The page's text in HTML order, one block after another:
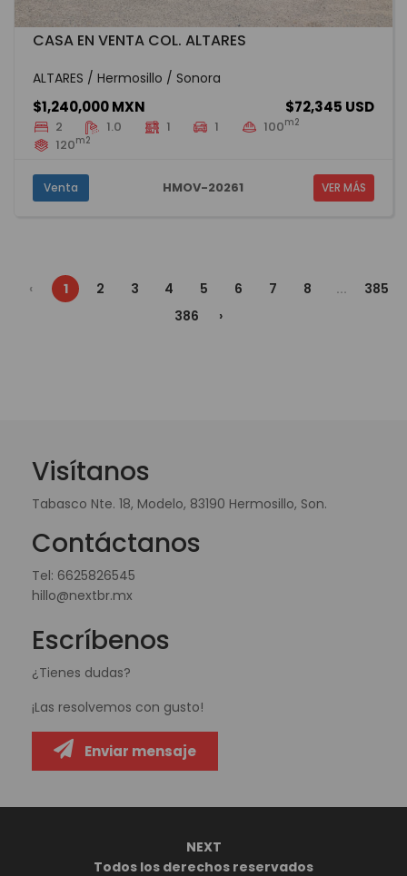
CASA EN VENTA COL. ALTARES
ALTARES / Hermosillo / Sonora
$1,240,000 MXN $72,345 USD
2 1.0 1 1 100m2
120m2
Venta HMOV-20261 VER MÁS
‹ 1 2 3 4 5 6 7 8 ...
385
386
›
Visítanos
Tabasco Nte. 18, Modelo, 83190 Hermosillo, Son.
Contáctanos
Tel: 6625826545
hillo@nextbr.mx
Escríbenos
¿Tienes dudas?
¡Las resolvemos con gusto!
Enviar mensaje
NEXT
Todos los derechos reservados